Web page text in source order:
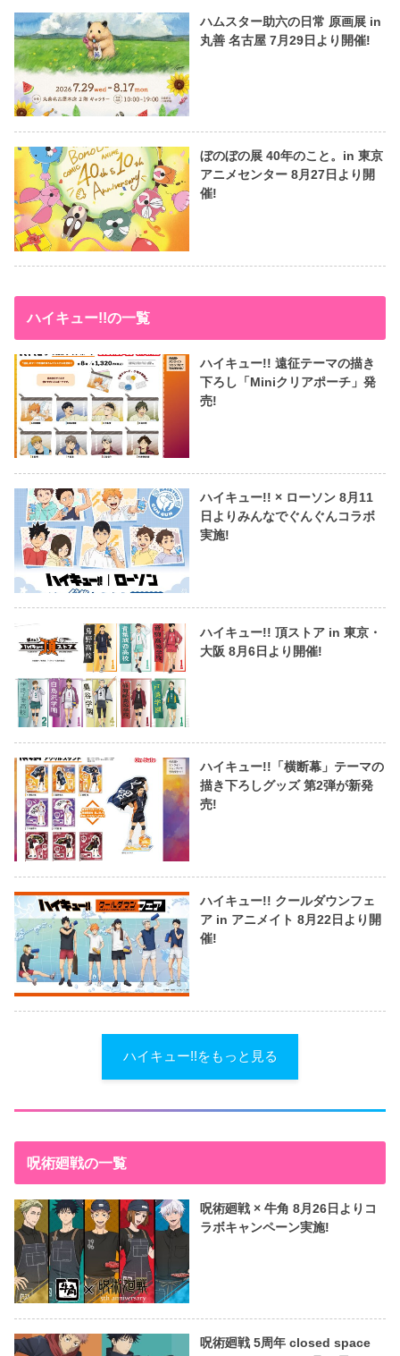
ハムスター助六の日常 原画展 in
丸善 名古屋 7月29日より開催!
ぼのぼの展 40年のこと。in 東京
アニメセンター 8月27日より開
催!
ハイキュー!!の一覧
ハイキュー!! 遠征テーマの描き
下ろし「Miniクリアポーチ」発
売!
ハイキュー!! × ローソン 8月11
日よりみんなでぐんぐんコラボ
実施!
ハイキュー!! 頂ストア in 東京・
大阪 8月6日より開催!
ハイキュー!!「横断幕」テーマの
描き下ろしグッズ 第2弾が新発
売!
ハイキュー!! クールダウンフェ
ア in アニメイト 8月22日より開
催!
ハイキュー!!をもっと見る
呪術廻戦の一覧
呪術廻戦 × 牛角 8月26日よりコ
ラボキャンペーン実施!
呪術廻戦 5周年 closed space